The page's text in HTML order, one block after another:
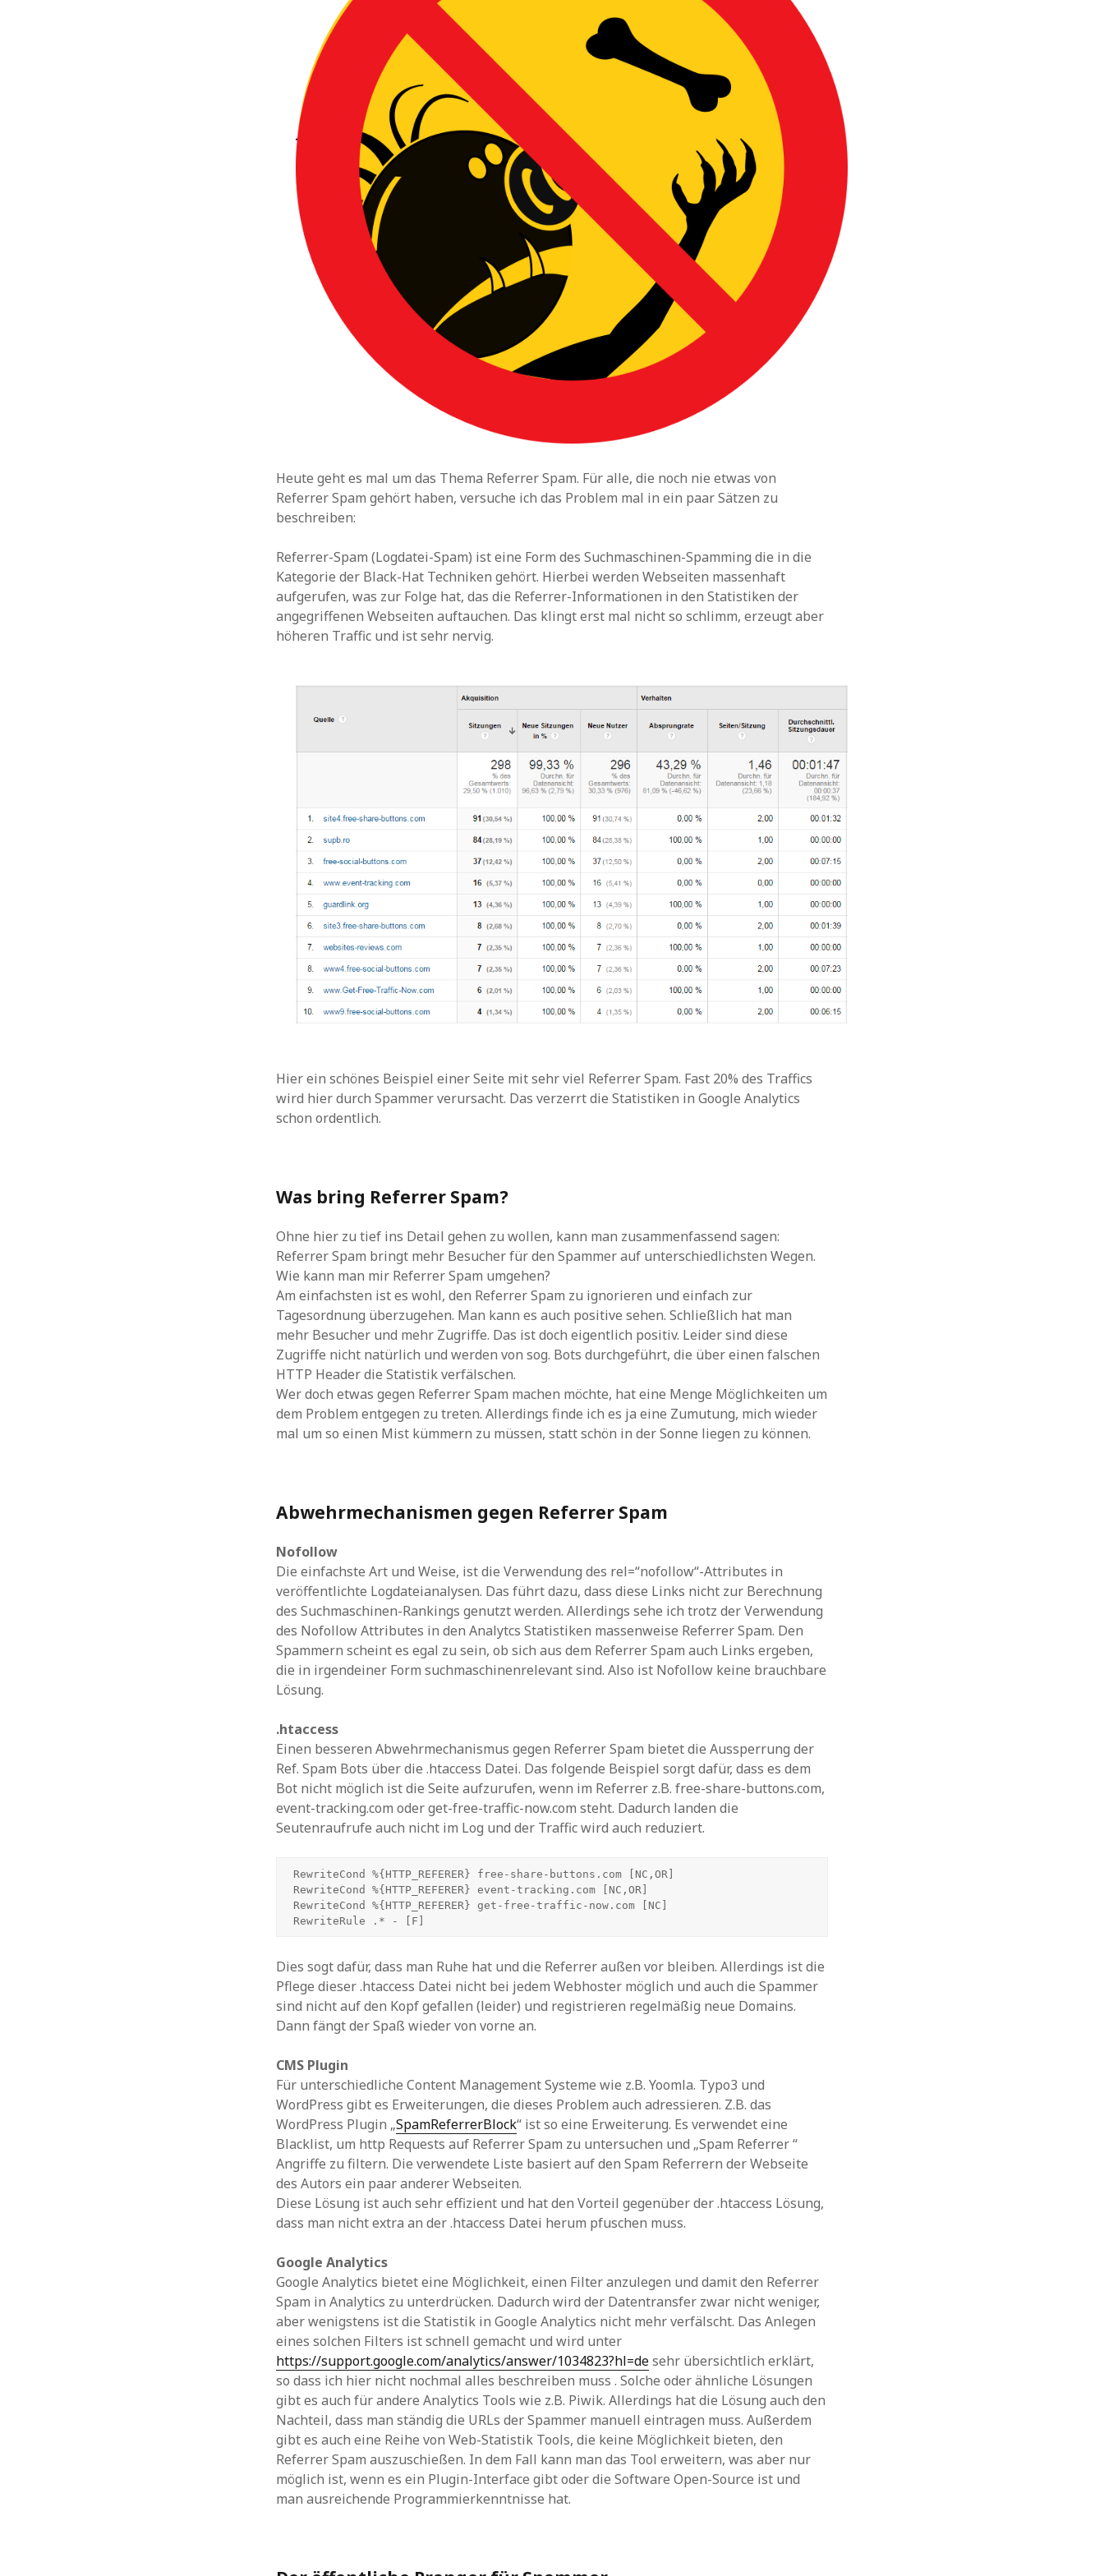
Heute geht es mal um das Thema Referrer Spam. Für alle, die noch nie etwas von
Referrer Spam gehört haben, versuche ich das Problem mal in ein paar Sätzen zu
beschreiben:
Referrer-Spam (Logdatei-Spam) ist eine Form des Suchmaschinen-Spamming die in die
Kategorie der Black-Hat Techniken gehört. Hierbei werden Webseiten massenhaft
aufgerufen, was zur Folge hat, das die Referrer-Informationen in den Statistiken der
angegriffenen Webseiten auftauchen. Das klingt erst mal nicht so schlimm, erzeugt aber
höheren Traffic und ist sehr nervig.
Hier ein schönes Beispiel einer Seite mit sehr viel Referrer Spam. Fast 20% des Traffics
wird hier durch Spammer verursacht. Das verzerrt die Statistiken in Google Analytics
schon ordentlich.
Was bring Referrer Spam?
Ohne hier zu tief ins Detail gehen zu wollen, kann man zusammenfassend sagen:
Referrer Spam bringt mehr Besucher für den Spammer auf unterschiedlichsten Wegen.
Wie kann man mir Referrer Spam umgehen?
Am einfachsten ist es wohl, den Referrer Spam zu ignorieren und einfach zur
Tagesordnung überzugehen. Man kann es auch positive sehen. Schließlich hat man
mehr Besucher und mehr Zugriffe. Das ist doch eigentlich positiv. Leider sind diese
Zugriffe nicht natürlich und werden von sog. Bots durchgeführt, die über einen falschen
HTTP Header die Statistik verfälschen.
Wer doch etwas gegen Referrer Spam machen möchte, hat eine Menge Möglichkeiten um
dem Problem entgegen zu treten. Allerdings finde ich es ja eine Zumutung, mich wieder
mal um so einen Mist kümmern zu müssen, statt schön in der Sonne liegen zu können.
Abwehrmechanismen gegen Referrer Spam
Nofollow
Die einfachste Art und Weise, ist die Verwendung des rel=“nofollow“-Attributes in
veröffentlichte Logdateianalysen. Das führt dazu, dass diese Links nicht zur Berechnung
des Suchmaschinen-Rankings genutzt werden. Allerdings sehe ich trotz der Verwendung
des Nofollow Attributes in den Analytcs Statistiken massenweise Referrer Spam. Den
Spammern scheint es egal zu sein, ob sich aus dem Referrer Spam auch Links ergeben,
die in irgendeiner Form suchmaschinenrelevant sind. Also ist Nofollow keine brauchbare
Lösung.
.htaccess
Einen besseren Abwehrmechanismus gegen Referrer Spam bietet die Aussperrung der
Ref. Spam Bots über die .htaccess Datei. Das folgende Beispiel sorgt dafür, dass es dem
Bot nicht möglich ist die Seite aufzurufen, wenn im Referrer z.B. free-share-buttons.com,
event-tracking.com oder get-free-traffic-now.com steht. Dadurch landen die
Seutenraufrufe auch nicht im Log und der Traffic wird auch reduziert.
RewriteCond %{HTTP_REFERER} free-share-buttons.com [NC,OR]
RewriteCond %{HTTP_REFERER} event-tracking.com [NC,OR]
RewriteCond %{HTTP_REFERER} get-free-traffic-now.com [NC]
Dies sogt dafür, dass man Ruhe hat und die Referrer außen vor bleiben. Allerdings ist die
Pflege dieser .htaccess Datei nicht bei jedem Webhoster möglich und auch die Spammer
sind nicht auf den Kopf gefallen (leider) und registrieren regelmäßig neue Domains.
Dann fängt der Spaß wieder von vorne an.
CMS Plugin
Für unterschiedliche Content Management Systeme wie z.B. Yoomla. Typo3 und
WordPress gibt es Erweiterungen, die dieses Problem auch adressieren. Z.B. das
WordPress Plugin „SpamReferrerBlock“ ist so eine Erweiterung. Es verwendet eine
Blacklist, um http Requests auf Referrer Spam zu untersuchen und „Spam Referrer “
Angriffe zu filtern. Die verwendete Liste basiert auf den Spam Referrern der Webseite
des Autors ein paar anderer Webseiten.
Diese Lösung ist auch sehr effizient und hat den Vorteil gegenüber der .htaccess Lösung,
dass man nicht extra an der .htaccess Datei herum pfuschen muss.
Google Analytics
Google Analytics bietet eine Möglichkeit, einen Filter anzulegen und damit den Referrer
Spam in Analytics zu unterdrücken. Dadurch wird der Datentransfer zwar nicht weniger,
aber wenigstens ist die Statistik in Google Analytics nicht mehr verfälscht. Das Anlegen
eines solchen Filters ist schnell gemacht und wird unter
https://support.google.com/analytics/answer/1034823?hl=desehr übersichtlich erklärt,
so dass ich hier nicht nochmal alles beschreiben muss . Solche oder ähnliche Lösungen
gibt es auch für andere Analytics Tools wie z.B. Piwik. Allerdings hat die Lösung auch den
Nachteil, dass man ständig die URLs der Spammer manuell eintragen muss. Außerdem
gibt es auch eine Reihe von Web-Statistik Tools, die keine Möglichkeit bieten, den
Referrer Spam auszuschießen. In dem Fall kann man das Tool erweitern, was aber nur
möglich ist, wenn es ein Plugin-Interface gibt oder die Software Open-Source ist und
man ausreichende Programmierkenntnisse hat.